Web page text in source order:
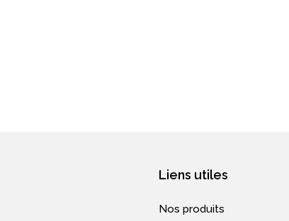
Liens utiles
Nos produits